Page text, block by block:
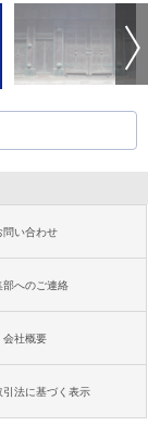
問い合わせ
部へのご連絡
会社概要
引法に基づく表示